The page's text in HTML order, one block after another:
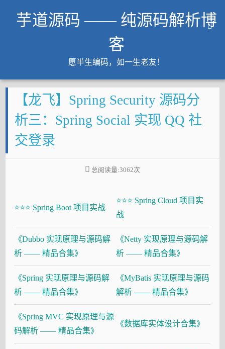
芋道源码 —— 纯源码解析博
客
愿半生编码，如一生老友！
文章
知识星球
Github
微信公众号
【龙飞】Spring Security 源码分
析三：Spring Social 实现 QQ 社
交登录
总阅读量:3062次
⭐⭐⭐ Spring Boot 项目实战
⭐⭐⭐ Spring Cloud 项目实
战
《Dubbo 实现原理与源码解
析 —— 精品合集》
《Netty 实现原理与源码解
析 —— 精品合集》
《Spring 实现原理与源码解
析 —— 精品合集》
《MyBatis 实现原理与源码
解析 —— 精品合集》
《Spring MVC 实现原理与源
码解析 —— 精品合集》
《数据库实体设计合集》